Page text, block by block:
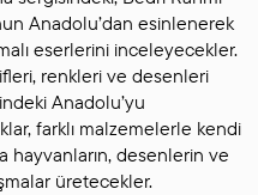
Anadolu’dan esinlenerek
eserlerini inceleyecekler.
renkleri ve desenleri
Anadolu’yu
farklı malzemelerle kendi
hayvanların, desenlerin ve
üretecekler.